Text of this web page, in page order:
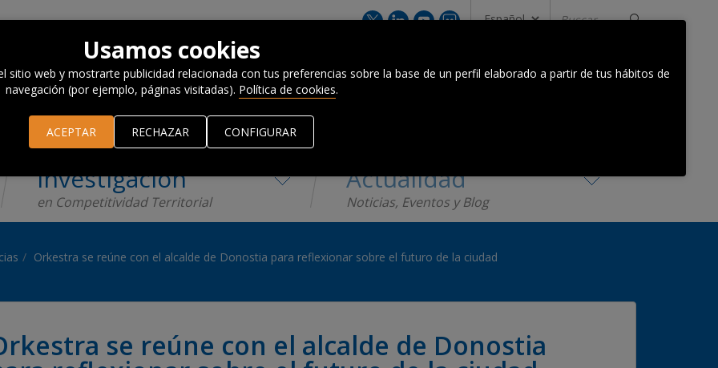
CONTACTA CON NOSOTROS
Investigación
en Competitividad Territorial
Actualidad
Noticias, Eventos y Blog
Orkestra se reúne con el alcalde de Donostia para reflexionar sobre el futuro de la ciudad
se reúne con el alcalde de Donostia
Usamos cookies
web y mostrarte publicidad relacionada con tus preferencias sobre la base de un perfil elaborado a partir de tus hábitos de
navegación (por ejemplo, páginas visitadas). Política de cookies.
CONFIGURAR
RECHAZAR
ACEPTAR